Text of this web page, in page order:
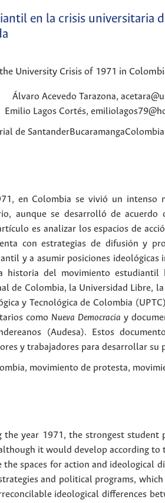
en la crisis universitaria
University Crisis of 1971 in
Álvaro Acevedo Tarazona,
Emilio Lagos Cortés,
de SantanderBucaramangaColombia
en Colombia se vivió un
aunque se desarrolló de
es analizar los espacios de
con estrategias de difusión y
y a asumir posiciones
historia del movimiento
de Colombia, la Universidad Libre,
y Tecnológica de Colombia
como Nueva Democracia y
(Audesa). Estos
y trabajadores para desarrollar
, movimiento de protesta,
the year 1971, the strongest
it would develop according
the spaces for action and ideological
and political programs,
ideological differences